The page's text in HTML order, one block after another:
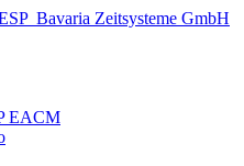
EACM